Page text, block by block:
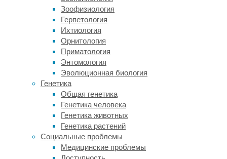
Зоофизиология
Герпетология
Ихтиология
Орнитология
Приматология
Энтомология
Эволюционная биология
Генетика
Общая генетика
Генетика человека
Генетика животных
Генетика растений
Социальные проблемы
Медицинские проблемы
Исследователи
Шанхайского
университета
науки
техники
(Китай),
Хэнаньского
технологического
университета
(Китай),
Китайской
академии
наук,